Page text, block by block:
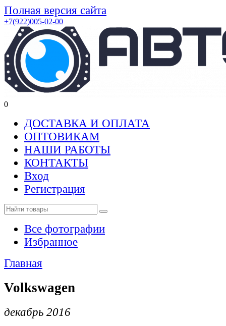
Полная версия сайта
+7(922)005-02-00
0
ДОСТАВКА И ОПЛАТА
ОПТОВИКАМ
НАШИ РАБОТЫ
КОНТАКТЫ
Вход
Регистрация
Все фотографии
Избранное
Главная
Volkswagen
декабрь 2016